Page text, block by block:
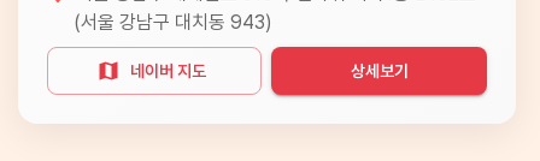
(서울 강남구 대치동 943)
네이버 지도 상세보기